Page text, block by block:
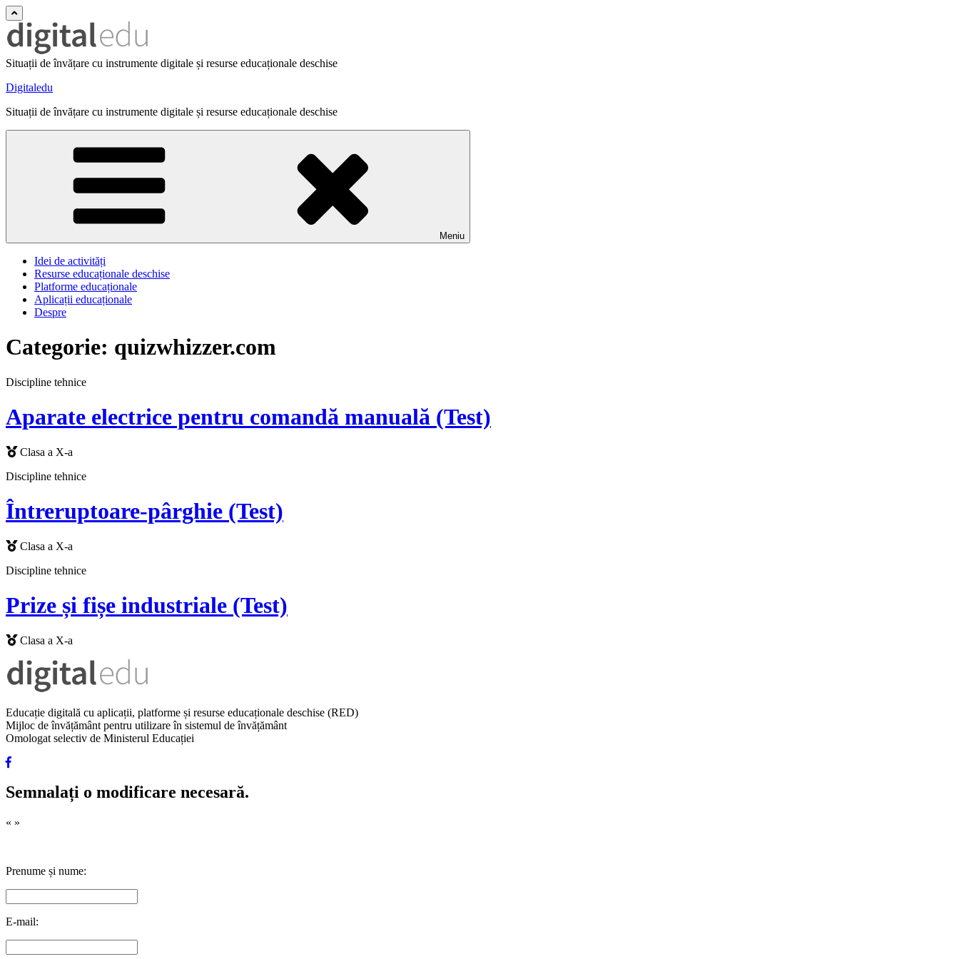
Situații de învățare cu instrumente digitale și resurse educaționale deschise
Digitaledu
Situații de învățare cu instrumente digitale și resurse educaționale deschise
Meniu
Idei de activități
Resurse educaționale deschise
Platforme educaționale
Aplicații educaționale
Despre
Categorie: quizwhizzer.com
Discipline tehnice
Aparate electrice pentru comandă manuală (Test)
Clasa a X-a
Discipline tehnice
Întreruptoare-pârghie (Test)
Clasa a X-a
Discipline tehnice
Prize și fișe industriale (Test)
Clasa a X-a
Educație digitală cu aplicații, platforme și resurse educaționale deschise (RED)
Mijloc de învățământ pentru utilizare în sistemul de învățământ
Omologat selectiv de Ministerul Educației
Semnalați o modificare necesară.
« »
Prenume și nume:
E-mail: